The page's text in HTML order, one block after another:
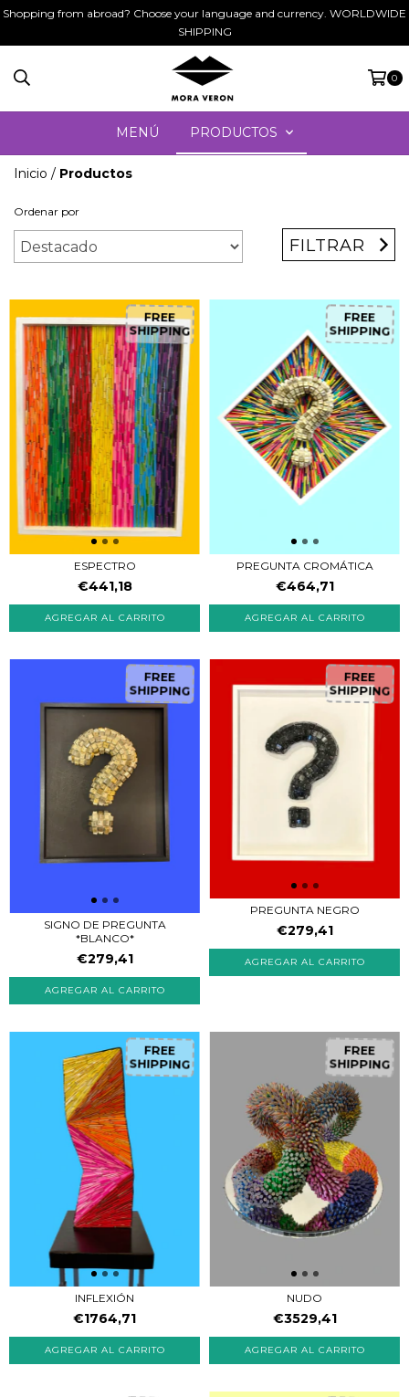
Shopping from abroad? Choose your language and currency. WORLDWIDE
SHIPPING
0
MENÚ PRODUCTOS
Inicio / Productos
Ordenar por
FILTRAR
FREE
SHIPPING
ESPECTRO
€441,18
FREE
SHIPPING
PREGUNTA CROMÁTICA
€464,71
FREE
SHIPPING
SIGNO DE PREGUNTA
*BLANCO*
€279,41
FREE
SHIPPING
PREGUNTA NEGRO
€279,41
FREE
SHIPPING
INFLEXIÓN
€1764,71
FREE
SHIPPING
NUDO
€3529,41